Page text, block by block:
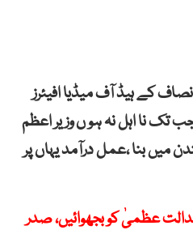
کے ہیڈ آف میڈیا افیئرز
تک نا اہل نہ ہو ں وزیر اعظم
میں بنا ،عمل درآمد یہاں پر
عظمیٰ کو بجھوائیں، صدر